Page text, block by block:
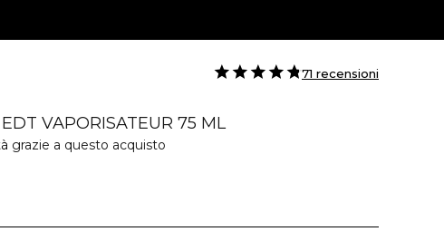
VAPORISATEUR 75 ML
71 recensioni
grazie a questo acquisto